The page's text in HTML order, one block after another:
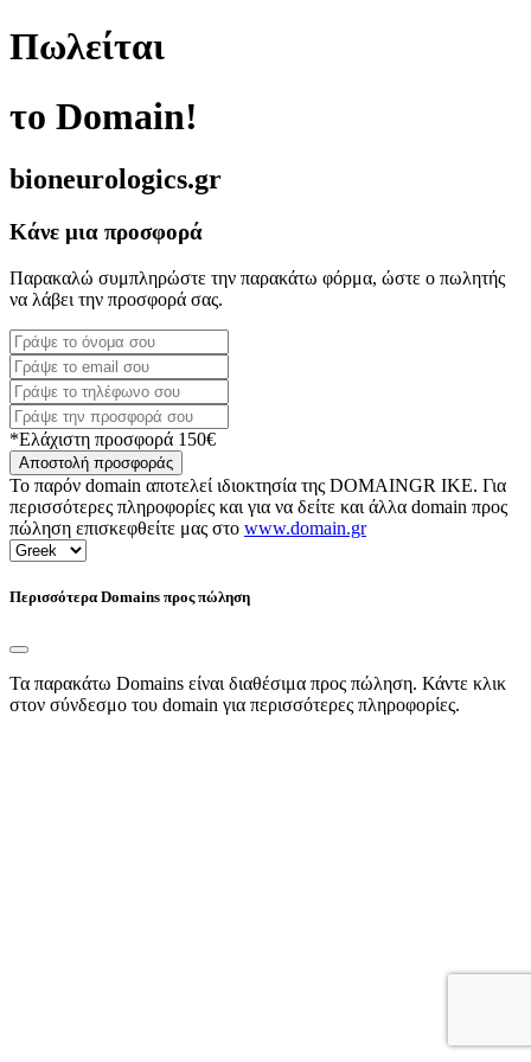
Πωλείται
το Domain!
bioneurologics.gr
Κάνε μια προσφορά
Παρακαλώ συμπληρώστε την παρακάτω φόρμα, ώστε ο πωλητής
να λάβει την προσφορά σας.
*Ελάχιστη προσφορά 150€
Αποστολή προσφοράς
Το παρόν domain αποτελεί ιδιοκτησία της DOMAINGR ΙΚΕ. Για
περισσότερες πληροφορίες και για να δείτε και άλλα domain προς
πώληση επισκεφθείτε μας στο www.domain.gr
Περισσότερα Domains προς πώληση
Τα παρακάτω Domains είναι διαθέσιμα προς πώληση. Κάντε κλικ
στον σύνδεσμο του domain για περισσότερες πληροφορίες.